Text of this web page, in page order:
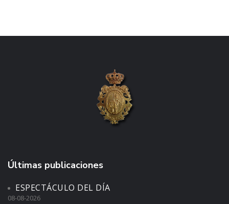
Últimas publicaciones
ESPECTÁCULO DEL DÍA
08-08-2026